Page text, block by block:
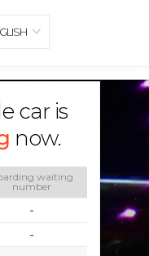
car is
now.
waiting
number
-
-